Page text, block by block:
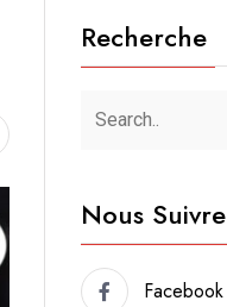
Recherche
Nous Suivre
Facebook